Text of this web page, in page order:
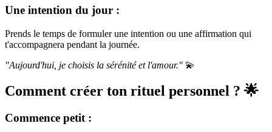
Une intention du jour :
Prends le temps de formuler une intention ou une affirmation qui
t'accompagnera pendant la journée.
"Aujourd'hui, je choisis la sérénité et l'amour." 💫
Comment créer ton rituel personnel ? 🌟
Commence petit :